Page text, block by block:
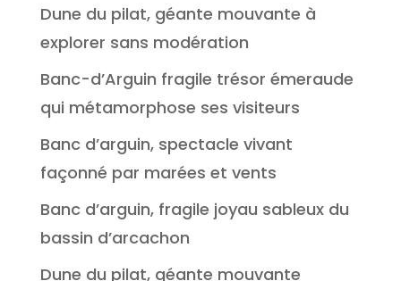
Dune du pilat, géante mouvante à
explorer sans modération
Banc-d’Arguin fragile trésor émeraude
qui métamorphose ses visiteurs
Banc d’arguin, spectacle vivant
façonné par marées et vents
Banc d’arguin, fragile joyau sableux du
bassin d’arcachon
Dune du pilat, géante mouvante